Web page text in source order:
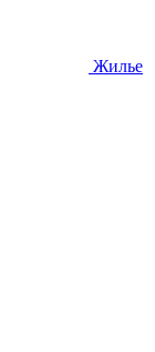
Жилье